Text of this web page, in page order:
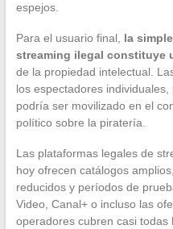
espejos.
Para el usuario final, la
streaming ilegal constituye
de la propiedad intelectual.
los espectadores
podría ser movilizado en el
político sobre la piratería.
Las plataformas legales de
hoy ofrecen catálogos
reducidos y períodos de
Video, Canal+ o incluso las
operadores cubren casi